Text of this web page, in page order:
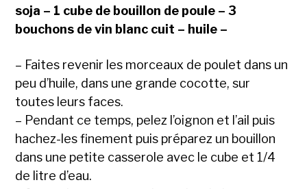
soja – 1 cube de bouillon de poule – 3
bouchons de vin blanc cuit – huile –
– Faites revenir les morceaux de poulet dans un
peu d’huile, dans une grande cocotte, sur
toutes leurs faces.
– Pendant ce temps, pelez l’oignon et l’ail puis
hachez-les finement puis préparez un bouillon
dans une petite casserole avec le cube et 1/4
de litre d’eau.